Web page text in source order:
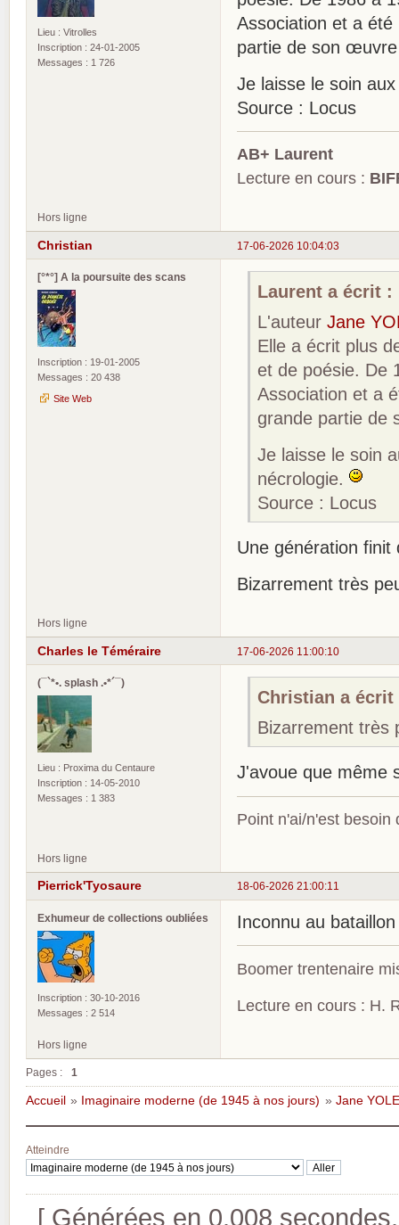
Lieu : Vitrolles
Inscription : 24-01-2005
Messages : 1 726
Association et a
partie de son
Je laisse le soin
Source : Locus
AB+ Laurent
Lecture en cours :
Hors ligne
17-06-2026 10:04:03
Christian
[°*°] A la poursuite des scans
Inscription : 19-01-2005
Messages : 20 438
Site Web
Laurent a écrit :
L'auteurJane
Elle a écrit plus
et de poésie. De
Association et a
grande partie de
Je laisse le soin
nécrologie.
Source : Locus
Une génération finit
Bizarrement très
Hors ligne
17-06-2026 11:00:10
Charles le Téméraire
(¯`*•. splash .•*´¯)
Lieu : Proxima du Centaure
Inscription : 14-05-2010
Messages : 1 383
Christian a écrit
Bizarrement très
J'avoue que même
Point n'ai/n'est besoin
Hors ligne
18-06-2026 21:00:11
Pierrick'Tyosaure
Exhumeur de collections oubliées
Inscription : 30-10-2016
Messages : 2 514
Inconnu au
Boomer trentenaire
Lecture en cours : H.
Hors ligne
Pages : 1
Accueil » Imaginaire moderne (de 1945 à nos jours) » Jane
Atteindre
[ Générées en 0.008